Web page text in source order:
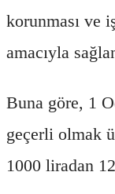
korunması ve
amacıyla
Buna göre, 1
geçerli olmak
1000 liradan